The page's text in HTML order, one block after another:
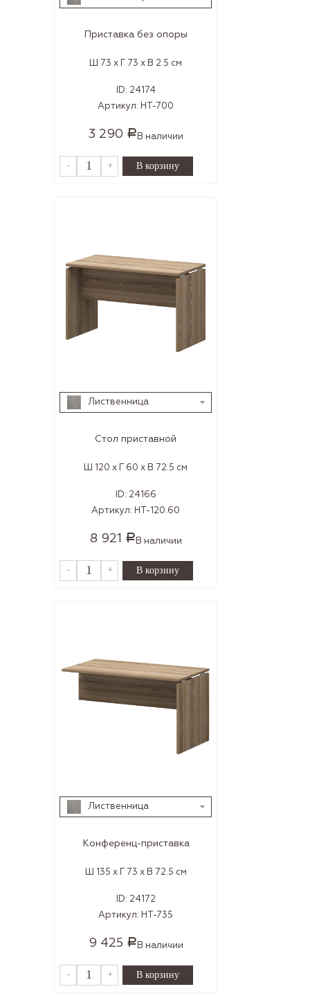
Приставка без опоры
Ш 73 x Г 73 x В 2.5 см
ID: 24174
Артикул: НТ-700
3 290 Р В наличии
- +
Лиственница
Стол приставной
Ш 120 x Г 60 x В 72.5 см
ID: 24166
Артикул: НТ-120.60
8 921 Р В наличии
- +
Лиственница
Конференц-приставка
Ш 135 x Г 73 x В 72.5 см
ID: 24172
Артикул: НТ-735
9 425 Р В наличии
- +